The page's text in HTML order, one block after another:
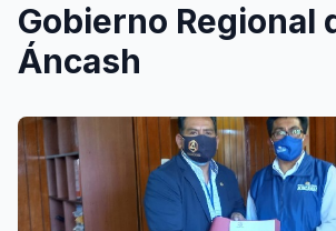
Gobierno Regional
Áncash